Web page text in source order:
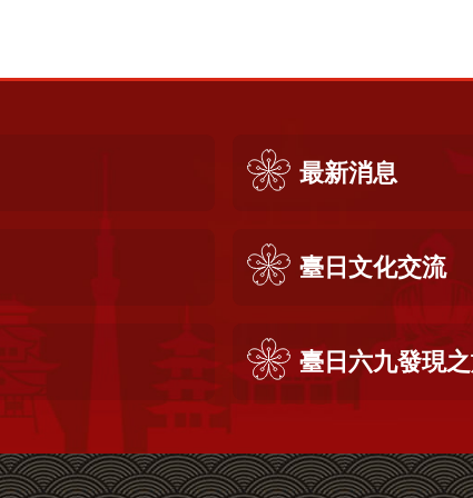
最新消息
臺日文化交流
臺日六九發現